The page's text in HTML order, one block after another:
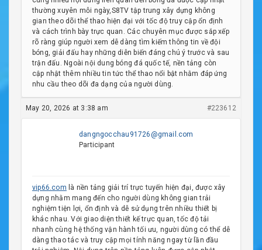
thường xuyên mỗi ngày,S8TV tập trung xây dựng không
gian theo dõi thể thao hiện đại với tốc độ truy cập ổn định
và cách trình bày trực quan. Các chuyên mục được sắp xếp
rõ ràng giúp người xem dễ dàng tìm kiếm thông tin về đội
bóng, giải đấu hay những diễn biến đáng chú ý trước và sau
trận đấu. Ngoài nội dung bóng đá quốc tế, nền tảng còn
cập nhật thêm nhiều tin tức thể thao nổi bật nhằm đáp ứng
nhu cầu theo dõi đa dạng của người dùng.
May 20, 2026 at 3:38 am #223612
dangngocchau91726@gmail.com
Participant
vip66.com là nền tảng giải trí trực tuyến hiện đại, được xây
dựng nhằm mang đến cho người dùng không gian trải
nghiệm tiện lợi, ổn định và dễ sử dụng trên nhiều thiết bị
khác nhau. Với giao diện thiết kế trực quan, tốc độ tải
nhanh cùng hệ thống vận hành tối ưu, người dùng có thể dễ
dàng thao tác và truy cập mọi tính năng ngay từ lần đầu